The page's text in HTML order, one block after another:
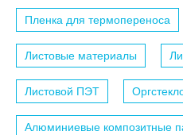
Пленка для термопереноса
Листовые материалы
Листовой ПЭТ
Алюминиевые композитные